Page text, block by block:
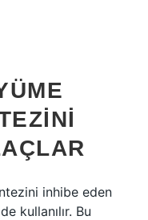
inhibe eden
kullanılır. Bu